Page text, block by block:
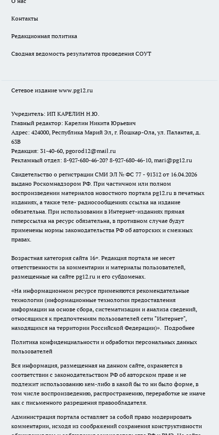
Контакты
Редакционная политика
Сводная ведомость результатов проведения СОУТ
Сетевое издание www.pg12.ru
Учредитель: ИП КАРЕЛИН Н.Ю.
Главный редактор: Карелин Никита Юрьевич
Адрес: 424000, Республика Марий Эл, г. Йошкар-Ола, ул. Палантая, д.
63В
Редакция: 31-40-60, pgorod12@mail.ru
Рекламный отдел: 8-927-680-46-20? 8-927-680-46-10, mari@pg12.ru
Свидетельство о регистрации СМИ ЭЛ № ФС 77 - 91312 от 16.04.2026
выдано Роскомнадзором РФ. При частичном или полном
воспроизведении материалов новостного портала pg12.ru в печатных
изданиях, а также теле- радиосообщениях ссылка на издание
обязательна. При использовании в Интернет-изданиях прямая
гиперссылка на ресурс обязательна, в противном случае будут
применены нормы законодательства РФ об авторских и смежных
правах.
Возрастная категория сайта 16+. Редакция портала не несет
ответственности за комментарии и материалы пользователей,
размещенные на сайте pg12.ru и его субдоменах.
«На информационном ресурсе применяются рекомендательные
технологии (информационные технологии предоставления
информации на основе сбора, систематизации и анализа сведений,
относящихся к предпочтениям пользователей сети "Интернет",
находящихся на территории Российской Федерации)». Подробнее
Политика конфиденциальности и обработки персональных данных
пользователей
Вся информация, размещенная на данном сайте, охраняется в
соответствии с законодательством РФ об авторском праве и не
подлежит использованию кем-либо в какой бы то ни было форме, в
том числе воспроизведению, распространению, переработке не иначе
как с письменного разрешения правообладателя.
Администрация портала оставляет за собой право модерировать
комментарии, исходя из соображений сохранения конструктивности